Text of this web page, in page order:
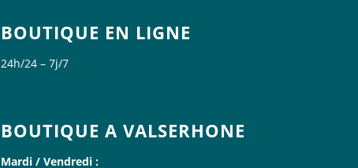
BOUTIQUE EN LIGNE
24h/24 – 7j/7
BOUTIQUE A VALSERHONE
Mardi / Vendredi :